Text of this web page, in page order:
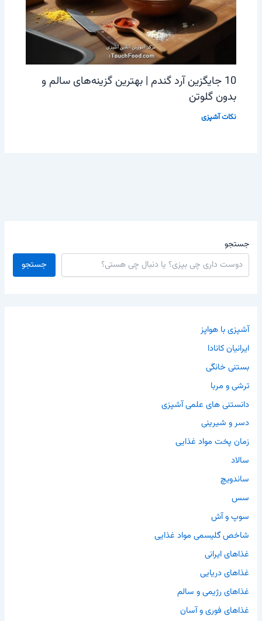
10 جایگزین آرد گندم | بهترین گزینه‌های سالم و
بدون گلوتن
نکات آشپزی
جستجو
جستجو
آشپزی با هواپز
ایرانیان کانادا
بستنی خانگی
ترشی و مربا
دانستنی های علمی آشپزی
دسر و شیرینی
زمان پخت مواد غذایی
سالاد
ساندویچ
سس
سوپ و آش
شاخص گلیسمی مواد غذایی
غذاهای ایرانی
غذاهای دریایی
غذاهای رژیمی و سالم
غذاهای فوری و آسان